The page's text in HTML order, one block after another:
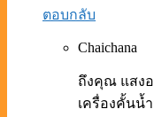
ตอบกลับ
Chaichana
ถึงคุณ แสง
เครื่องคั้นน้